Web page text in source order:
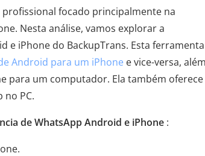
focado principalmente na
Nesta análise, vamos explorar a
e iPhone do BackupTrans. Esta ferramenta
Android para um iPhone e vice-versa,
para um computador. Ela também oferece
no ​​PC.
de WhatsApp Android e iPhone :